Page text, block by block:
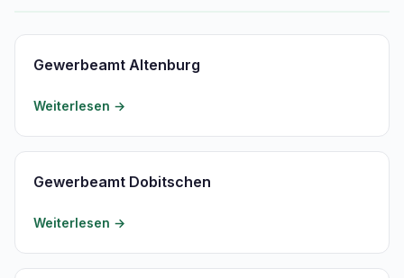
Gewerbeamt Altenburg
Weiterlesen →
Gewerbeamt Dobitschen
Weiterlesen →